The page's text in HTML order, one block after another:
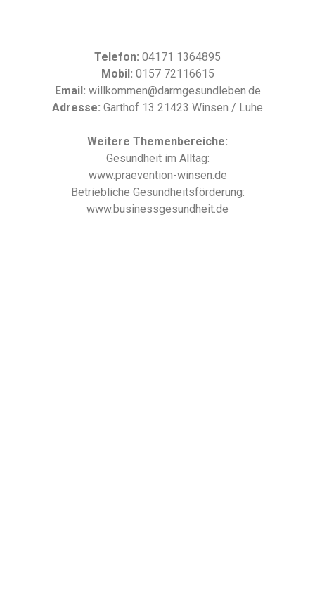
Telefon: 04171 1364895
Mobil: 0157 72116615
Email: willkommen@darmgesundleben.de
Adresse: Garthof 13 21423 Winsen / Luhe
Weitere Themenbereiche:
Gesundheit im Alltag:
www.praevention-winsen.de
Betriebliche Gesundheitsförderung:
www.businessgesundheit.de